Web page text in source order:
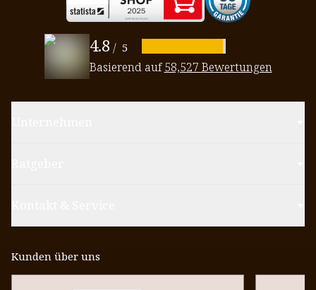
4.8 / 5
Basierend auf58,527 Bewertungen
Kunden über uns